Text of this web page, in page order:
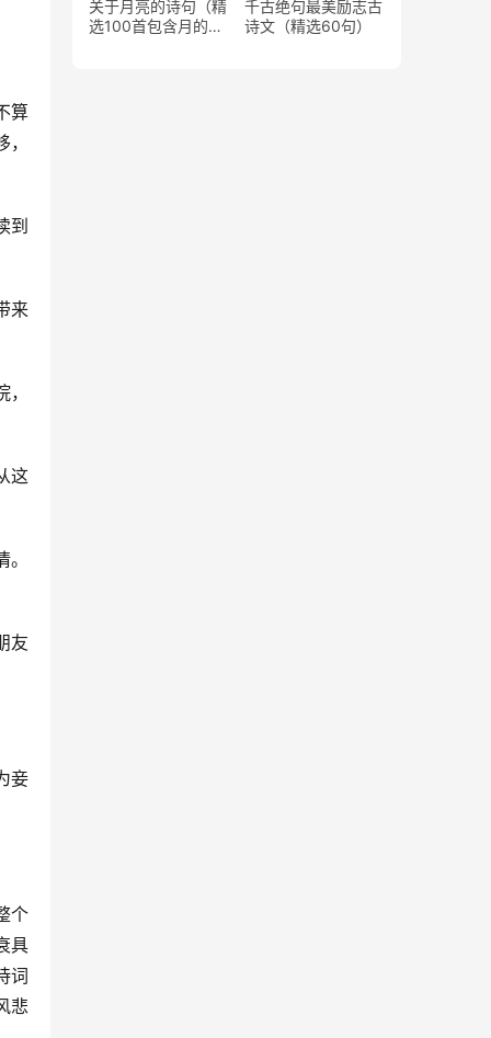
算
到
来
这
友
妾
个
具
词
悲
关于月亮的诗句（精
选100首包含月的古
千古绝句最美励志古
诗文（精选60句）